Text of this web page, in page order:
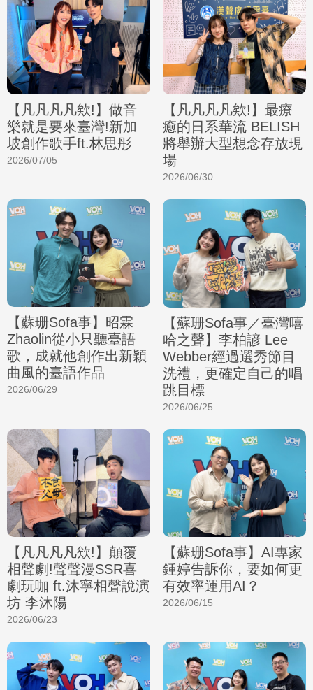
【凡凡凡凡欸!】做音
樂就是要來臺灣!新加
坡創作歌手ft.林思彤
2026/07/05
【凡凡凡凡欸!】最療
癒的日系華流 BELISH
將舉辦大型想念存放現
場
2026/06/30
【蘇珊Sofa事】昭霖
Zhaolin從小只聽臺語
歌，成就他創作出新穎
曲風的臺語作品
2026/06/29
【蘇珊Sofa事／臺灣嘻
哈之聲】李柏諺 Lee
Webber經過選秀節目
洗禮，更確定自己的唱
跳目標
2026/06/25
【凡凡凡凡欸!】顛覆
相聲劇!聲聲漫SSR喜
劇玩咖 ft.沐寧相聲說演
坊 李沐陽
2026/06/23
【蘇珊Sofa事】AI專家
鍾婷告訴你，要如何更
有效率運用AI？
2026/06/15